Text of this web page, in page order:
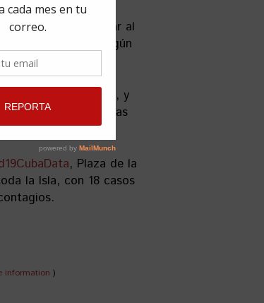
extenderá un
podrá salir ni entrar al
4 a 6 salidas y ningún
abastecimientos, y
control de las aguas
, Plaza de la
la Isla, con 18 casos
information )